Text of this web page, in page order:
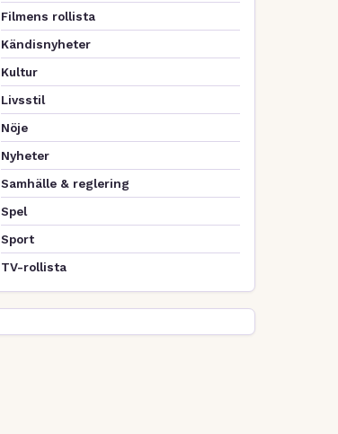
Filmens rollista
Kändisnyheter
Kultur
Livsstil
Nöje
Nyheter
Samhälle & reglering
Spel
Sport
TV-rollista